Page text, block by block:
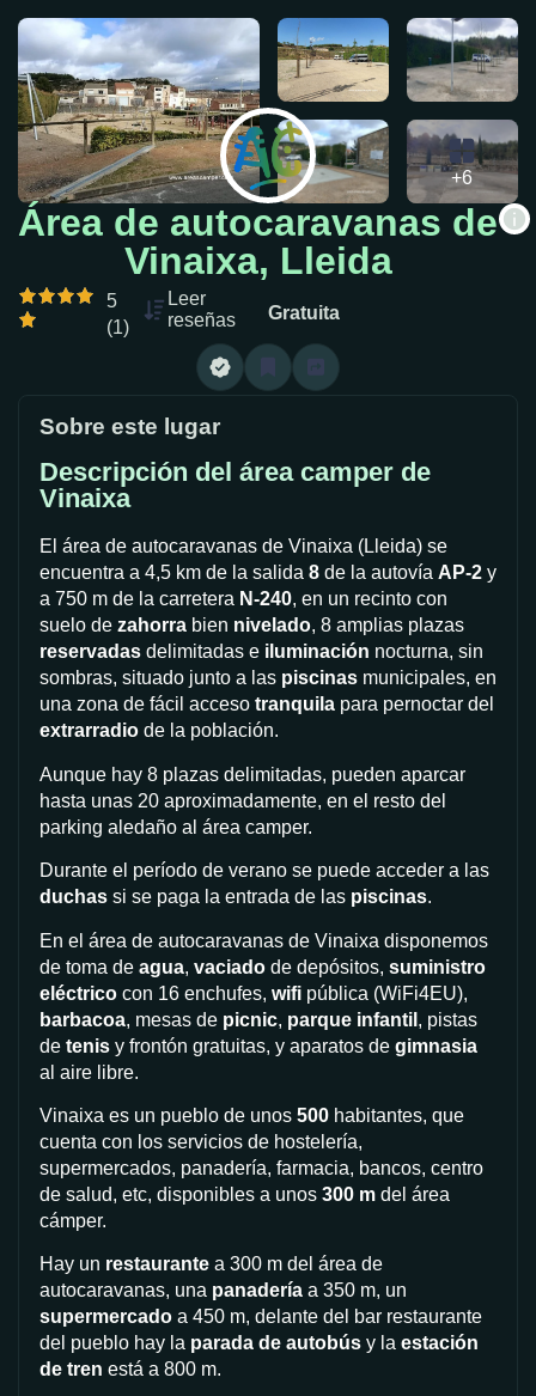
+6
Área de autocaravanas de
Vinaixa, Lleida
5
(1)
Leer
reseñas
Gratuita
Sobre este lugar
Descripción del área camper de
Vinaixa
El área de autocaravanas de Vinaixa (Lleida) se
encuentra a 4,5 km de la salida 8 de la autovía AP-2 y
a 750 m de la carretera N-240, en un recinto con
suelo de zahorra bien nivelado, 8 amplias plazas
reservadas delimitadas e iluminación nocturna, sin
sombras, situado junto a las piscinas municipales, en
una zona de fácil acceso tranquila para pernoctar del
extrarradio de la población.
Aunque hay 8 plazas delimitadas, pueden aparcar
hasta unas 20 aproximadamente, en el resto del
parking aledaño al área camper.
Durante el período de verano se puede acceder a las
duchas si se paga la entrada de las piscinas.
En el área de autocaravanas de Vinaixa disponemos
de toma de agua, vaciado de depósitos, suministro
eléctrico con 16 enchufes, wifi pública (WiFi4EU),
barbacoa, mesas de picnic, parque infantil , pistas
de tenis y frontón gratuitas, y aparatos de gimnasia
al aire libre.
Vinaixa es un pueblo de unos 500 habitantes, que
cuenta con los servicios de hostelería,
supermercados, panadería, farmacia, bancos, centro
de salud, etc, disponibles a unos 300 m del área
cámper.
Hay un restaurante a 300 m del área de
autocaravanas, una panadería a 350 m, un
supermercado a 450 m, delante del bar restaurante
del pueblo hay la parada de autobús y la estación
de tren está a 800 m.